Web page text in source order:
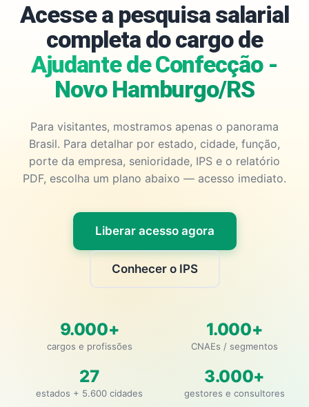
Acesse a pesquisa salarial
completa do cargo de
Ajudante de Confecção -
Novo Hamburgo/RS
Para visitantes, mostramos apenas o panorama
Brasil. Para detalhar por estado, cidade, função,
porte da empresa, senioridade, IPS e o relatório
PDF, escolha um plano abaixo — acesso imediato.
Liberar acesso agora
Conhecer o IPS
9.000+
cargos e profissões
1.000+
CNAEs / segmentos
27
estados + 5.600 cidades
3.000+
gestores e consultores